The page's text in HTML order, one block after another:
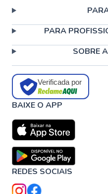
PARA
SOBRE
Verificada por
BAIXE O APP
REDES SOCIAIS